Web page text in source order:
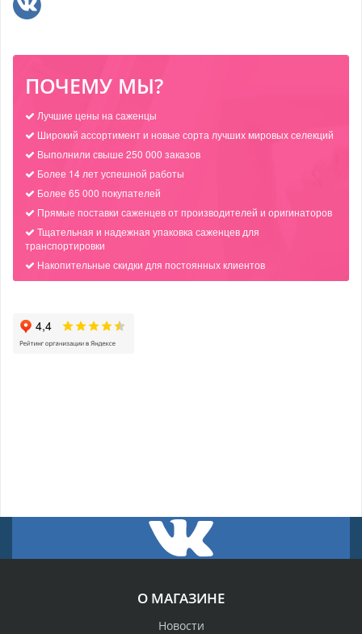
ПОЧЕМУ МЫ?
Лучшие цены на саженцы
Широкий ассортимент и новые сорта лучших мировых селекций
Выполнили свыше 250 000 заказов
Более 14 лет успешной работы
Более 65 000 покупателей
Прямые поставки саженцев от производителей и оригинаторов
Тщательная и надежная упаковка саженцев для
транспортировки
Накопительные скидки для постоянных клиентов
О МАГАЗИНЕ
Новости